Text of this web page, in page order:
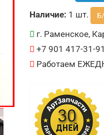
Наличие: 1 шт.
г. Раменское,
+7 901 417-31-91
Работаем